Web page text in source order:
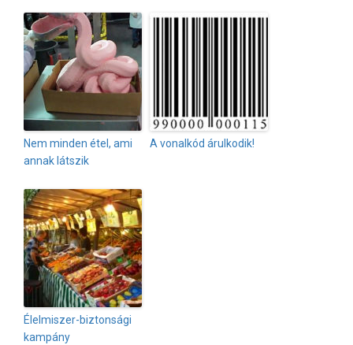
Nem minden étel, ami
annak látszik
A vonalkód árulkodik!
Élelmiszer-biztonsági
kampány